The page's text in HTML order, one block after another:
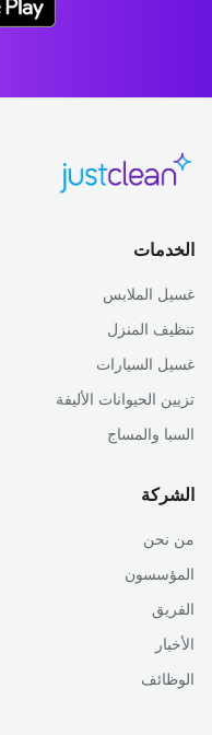
الخدمات
غسيل الملابس
تنظيف المنزل
غسيل السيارات
تزيين الحيوانات الأليفة
السبا والمساج
الشركة
من نحن
المؤسسون
الفريق
الأخبار
الوظائف